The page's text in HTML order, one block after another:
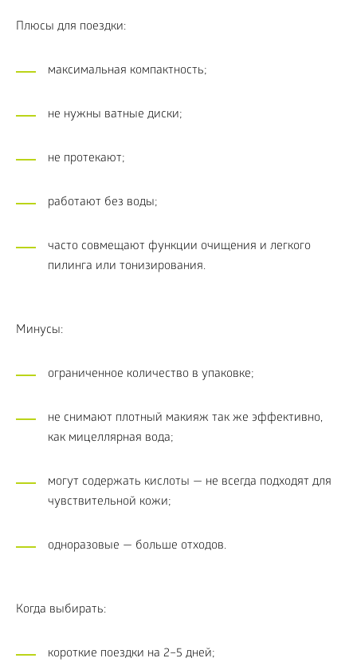
Плюсы для поездки:
максимальная компактность;
не нужны ватные диски;
не протекают;
работают без воды;
часто совмещают функции очищения и легкого
пилинга или тонизирования.
Минусы:
ограниченное количество в упаковке;
не снимают плотный макияж так же эффективно,
как мицеллярная вода;
могут содержать кислоты — не всегда подходят для
чувствительной кожи;
одноразовые — больше отходов.
Когда выбирать:
короткие поездки на 2–5 дней;